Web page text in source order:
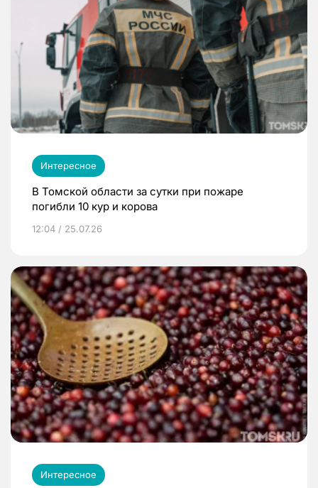
Интересное
В Томской области за сутки при пожаре
погибли 10 кур и корова
12:04 / 25.07.26
Интересное